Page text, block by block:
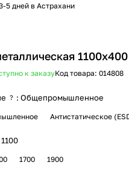
5 дней в Астрахани
к заказуКод товара: 014808
? : Общепромышленное
Антистатическое
1100
1700 1900